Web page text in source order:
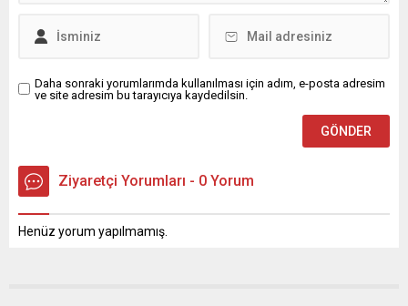
Daha sonraki yorumlarımda kullanılması için adım, e-posta adresim
ve site adresim bu tarayıcıya kaydedilsin.
Ziyaretçi Yorumları - 0 Yorum
Henüz yorum yapılmamış.